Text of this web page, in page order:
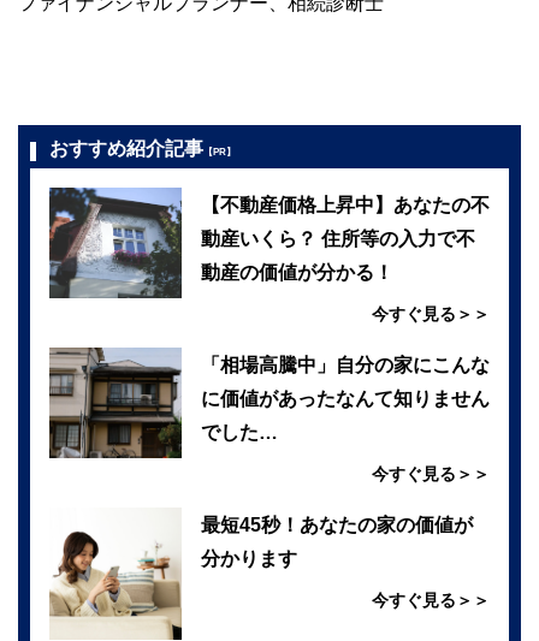
おすすめ紹介記事 【PR】
【不動産価格上昇中】あなたの不
動産いくら？ 住所等の入力で不
動産の価値が分かる！
今すぐ見る＞＞
「相場高騰中」自分の家にこんな
に価値があったなんて知りません
でした…
今すぐ見る＞＞
最短45秒！あなたの家の価値が
分かります
今すぐ見る＞＞